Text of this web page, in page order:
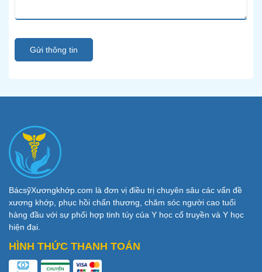
Gửi thông tin
BácsỹXươngkhớp.com là đơn vị điều trị chuyên sâu các vấn đề
xương khớp, phục hồi chấn thương, chăm sóc người cao tuổi
hàng đầu với sự phối hợp tinh túy của Y học cổ truyền và Y học
hiện đại.
HÌNH THỨC THANH TOÁN